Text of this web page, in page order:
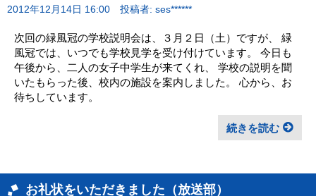
2012年12月14日 16:00 投稿者: ses******
次回の緑風冠の学校説明会は、３月２日（土）ですが、 緑
風冠では、いつでも学校見学を受け付けています。 今日も
午後から、二人の女子中学生が来てくれ、 学校の説明を聞
いたもらった後、校内の施設を案内しました。 心から、お
待ちしています。
続きを読む
お礼状をいただきました（放送部）